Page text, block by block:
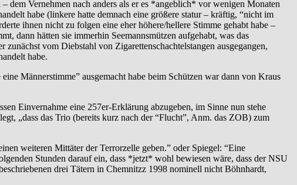
Vernehmen nach anders als er es *angeblich* vor wenigen Monaten
habe (linkere hatte demnach eine größere statur – kräftig, “nicht im
ihnen nicht zu folgen eine eher höhere/hellere Stimme gehabt habe –
dann hätten sie immerhin Seemannsmützen aufgehabt, was das
vom Diebstahl von Zigarettenschachtelstangen ausgegangen,
habe.
Männerstimme” ausgemacht habe beim Schützen war dann von Kraus
Einvernahme eine 257er-Erklärung abzugeben, im Sinne nun stehe
„dass das Trio (bereits kurz nach der “Flucht”, Anm. das ZOB) zum
weiteren Mittäter der Terrorzelle geben.” oder Spiegel: “Eine
Stunden darauf ein, dass *jetzt* wohl bewiesen wäre, dass der NSU
drei Tätern in Chemnitzz 1998 nominell nicht Böhnhardt,